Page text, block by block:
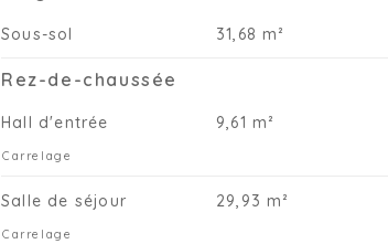
Sous-sol 31,68 m²
Rez-de-chaussée
Hall d'entrée 9,61 m²
Carrelage
Salle de séjour 29,93 m²
Carrelage